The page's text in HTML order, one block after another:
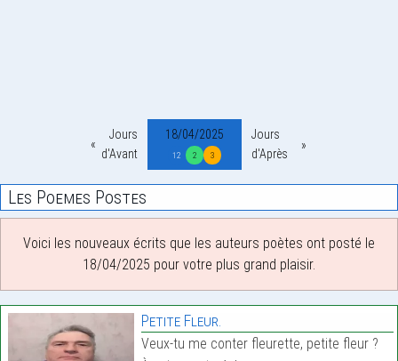
Jours
d'Avant
18/04/2025
12 2 3
Jours
d'Après
Les Poemes Postes
Voici les nouveaux écrits que les auteurs poètes ont posté le
18/04/2025 pour votre plus grand plaisir.
Petite Fleur.
Veux-tu me conter fleurette, petite fleur ?